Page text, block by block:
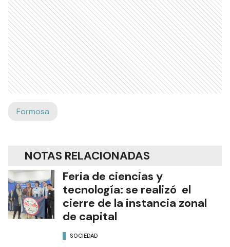
Formosa
NOTAS RELACIONADAS
Feria de ciencias y
tecnología: se realizó el
cierre de la instancia zonal
de capital
SOCIEDAD